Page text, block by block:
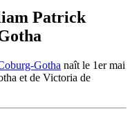
Patrick
Gotha naît le 1er mai
et de Victoria de